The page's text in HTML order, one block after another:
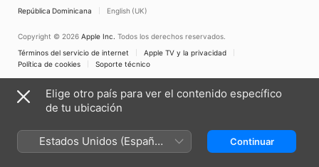
República Dominicana English (UK)
Copyright © 2026 Apple Inc. Todos los derechos reservados.
Términos del servicio de internet
Apple TV y la privacidad
Política de cookies
Soporte técnico
Elige otro país para ver el contenido específico
de tu ubicación
Estados Unidos (Español
México)
Continuar